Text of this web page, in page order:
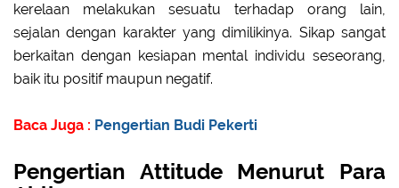
kerelaan melakukan sesuatu terhadap orang lain,
sejalan dengan karakter yang dimilikinya. Sikap sangat
berkaitan dengan kesiapan mental individu seseorang,
baik itu positif maupun negatif.
Baca Juga : Pengertian Budi Pekerti
Pengertian Attitude Menurut Para